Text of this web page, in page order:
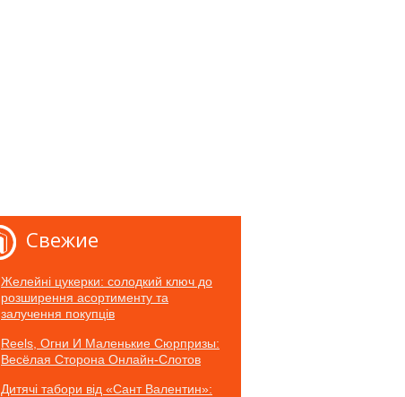
Свежие
Желейні цукерки: солодкий ключ до
розширення асортименту та
залучення покупців
Reels, Огни И Маленькие Сюрпризы:
Весёлая Сторона Онлайн-Слотов
Дитячі табори від «Сант Валентин»: